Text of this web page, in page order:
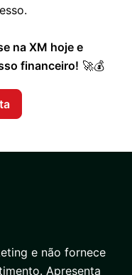
na XM hoje e
financeiro! 🚀💰
e não fornece
Apresenta